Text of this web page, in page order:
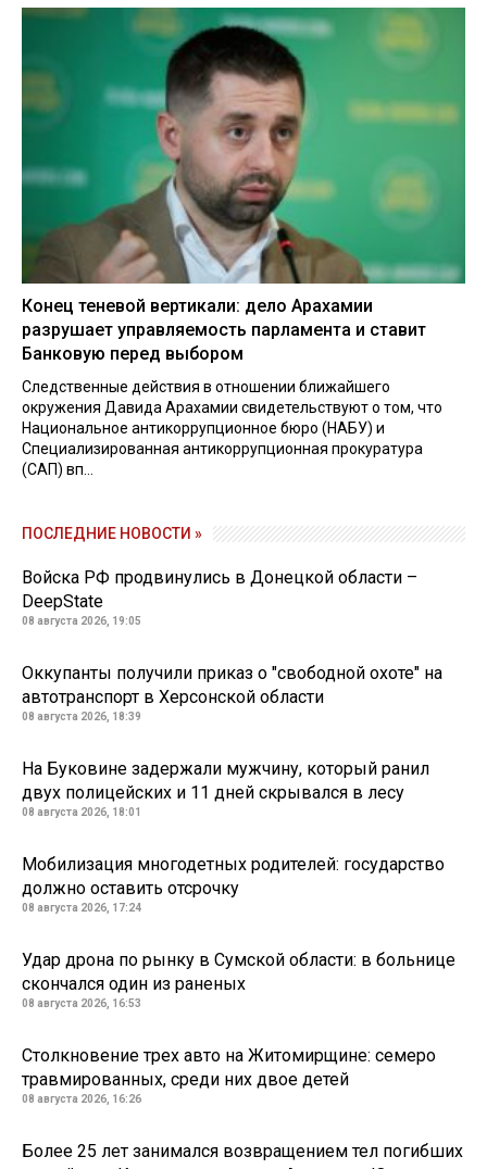
Конец теневой вертикали: дело Арахамии
разрушает управляемость парламента и ставит
Банковую перед выбором
Следственные действия в отношении ближайшего
окружения Давида Арахамии свидетельствуют о том, что
Национальное антикоррупционное бюро (НАБУ) и
Специализированная антикоррупционная прокуратура
(САП) вп...
ПОСЛЕДНИЕ НОВОСТИ »
Войска РФ продвинулись в Донецкой области –
DeepState
08 августа 2026, 19:05
Оккупанты получили приказ о "свободной охоте" на
автотранспорт в Херсонской области
08 августа 2026, 18:39
На Буковине задержали мужчину, который ранил
двух полицейских и 11 дней скрывался в лесу
08 августа 2026, 18:01
Мобилизация многодетных родителей: государство
должно оставить отсрочку
08 августа 2026, 17:24
Удар дрона по рынку в Сумской области: в больнице
скончался один из раненых
08 августа 2026, 16:53
Столкновение трех авто на Житомирщине: семеро
травмированных, среди них двое детей
08 августа 2026, 16:26
Более 25 лет занимался возвращением тел погибших